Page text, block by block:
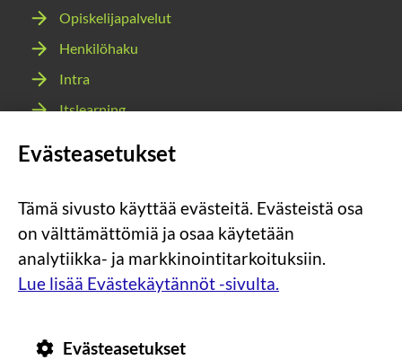
Opiskelijapalvelut
Henkilöhaku
Intra
Itslearning
Sosiaalinen
media:
instagram
Sosiaalinen
media:
facebook
Sosiaalinen
media:
youtube
Sosiaalinen
media:
snapchat
Evästeasetukset
Tämä sivusto käyttää evästeitä. Evästeistä osa
on välttämättömiä ja osaa käytetään
analytiikka- ja markkinointitarkoituksiin.
Lue lisää Evästekäytännöt -sivulta.
Evästeasetukset